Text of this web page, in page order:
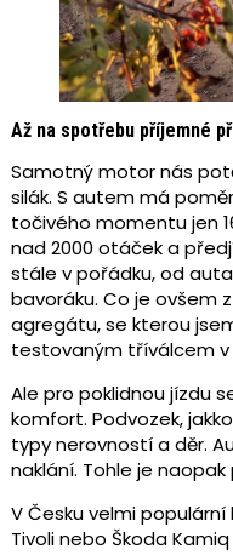
Až na spotřebu příjemné
Samotný motor nás
silák. S autem má
točivého momentu jen
nad 2000 otáček a
stále v pořádku, od
bavoráku. Co je ovšem
agregátu, se kterou
testovaným tříválcem v
Ale pro poklidnou jízdu
komfort. Podvozek,
typy nerovností a děr.
naklání. Tohle je
V Česku velmi
Tivoli nebo Škoda